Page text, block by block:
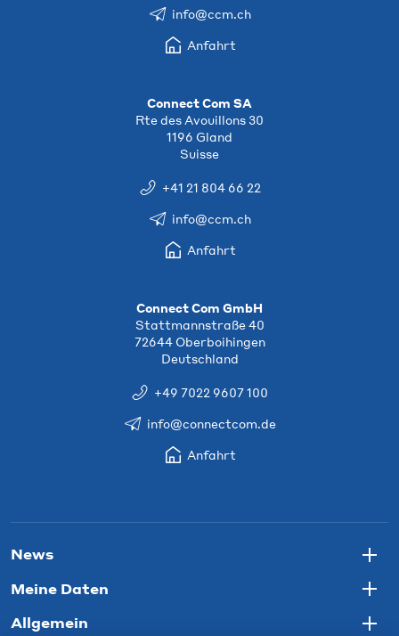
info@ccm.ch
Anfahrt
Connect Com SA
Rte des Avouillons 30
1196 Gland
Suisse
+41 21 804 66 22
info@ccm.ch
Anfahrt
Connect Com GmbH
Stattmannstraße 40
72644 Oberboihingen
Deutschland
+49 7022 9607 100
info@connectcom.de
Anfahrt
News
Meine Daten
Allgemein